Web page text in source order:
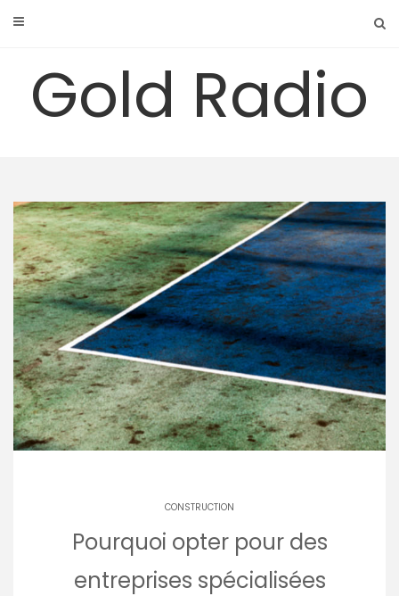
Gold Radio
CONSTRUCTION
Pourquoi opter pour des
entreprises spécialisées